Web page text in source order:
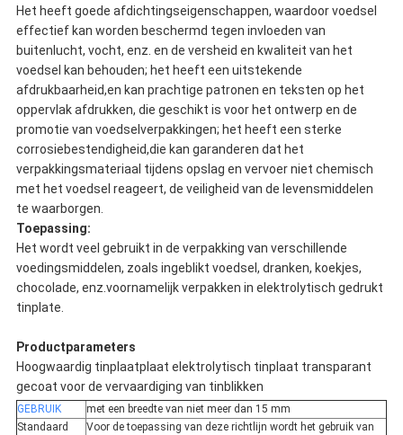
Het heeft goede afdichtingseigenschappen, waardoor voedsel
effectief kan worden beschermd tegen invloeden van
buitenlucht, vocht, enz. en de versheid en kwaliteit van het
voedsel kan behouden; het heeft een uitstekende
afdrukbaarheid,en kan prachtige patronen en teksten op het
oppervlak afdrukken, die geschikt is voor het ontwerp en de
promotie van voedselverpakkingen; het heeft een sterke
corrosiebestendigheid,die kan garanderen dat het
verpakkingsmateriaal tijdens opslag en vervoer niet chemisch
met het voedsel reageert, de veiligheid van de levensmiddelen
te waarborgen.
Toepassing:
Het wordt veel gebruikt in de verpakking van verschillende
voedingsmiddelen, zoals ingeblikt voedsel, dranken, koekjes,
chocolade, enz.voornamelijk verpakken in elektrolytisch gedrukt
tinplate.
Productparameters
Hoogwaardig tinplaatplaat elektrolytisch tinplaat transparant
gecoat voor de vervaardiging van tinblikken
GEBRUIK
met een breedte van niet meer dan 15 mm
Standaard
Voor de toepassing van deze richtlijn wordt het gebruik van